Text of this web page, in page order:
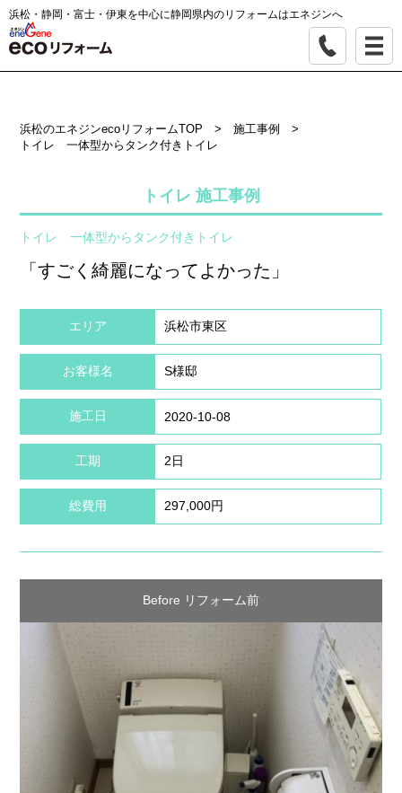
浜松・静岡・富士・伊東を中心に静岡県内のリフォームはエネジンへ
浜松のエネジンecoリフォームTOP >施工事例
>
トイレ 一体型からタンク付きトイレ
トイレ 施工事例
トイレ 一体型からタンク付きトイレ
「すごく綺麗になってよかった」
エリア 浜松市東区
お客様名 S様邸
施工日 2020-10-08
工期 2日
総費用 297,000円
Before リフォーム前